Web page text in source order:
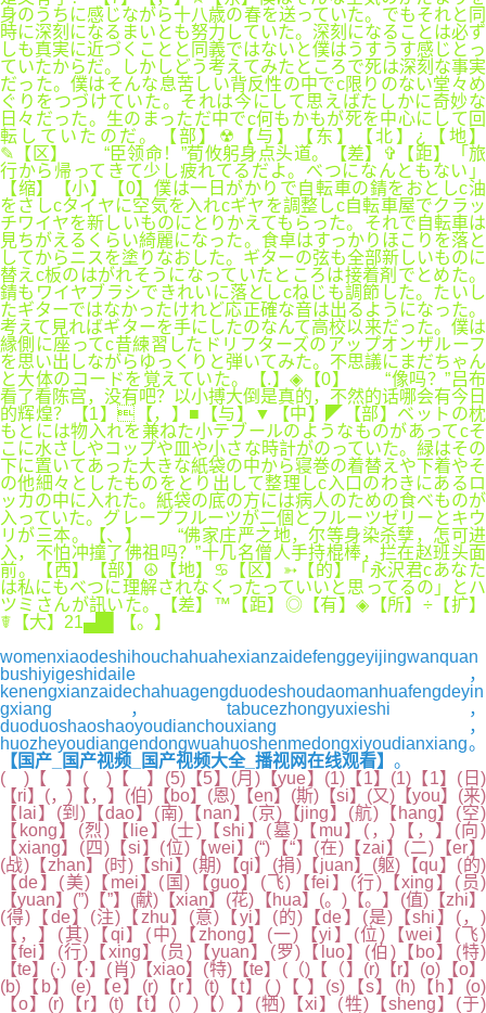
身のうちに感じながら十八歳の春を送っていた。でもそれと同
時に深刻になるまいとも努力していた。深刻になることは必ず
しも真実に近づくことと同義ではないと僕はうすうす感じとっ
ていたからだ。しかしどう考えてみたところで死は深刻な事実
だった。僕はそんな息苦しい背反性の中でc限りのない堂々め
ぐりをつづけていた。それは今にして思えばたしかに奇妙な
日々だった。生のまっただ中でc何もかもが死を中心にして回
転していたのだ。【部】☢【与】【东】【北】¿【地】
✎【区】 “臣领命！”荀攸躬身点头道。【差】✞【距】「旅
行から帰ってきて少し疲れてるだよ。べつになんともない」
【缩】【小】【0】僕は一日がかりで自転車の錆をおとしc油
をさしcタイヤに空気を入れcギヤを調整しc自転車屋でクラッ
チワイヤを新しいものにとりかえてもらった。それで自転車は
見ちがえるくらい綺麗になった。食卓はすっかりほこりを落と
してからニスを塗りなおした。ギターの弦も全部新しいものに
替えc板のはがれそうになっていたところは接着剤でとめた。
錆もワイヤブラシできれいに落としcねじも調節した。たいし
たギターではなかったけれど応正確な音は出るようになった。
考えて見ればギターを手にしたのなんて高校以来だった。僕は
縁側に座ってc昔練習したドリフターズのアップオンザルーフ
を思い出しながらゆっくりと弾いてみた。不思議にまだちゃん
と大体のコードを覚えていた。【.】◈【0】 “像吗？”吕布
看了看陈宫，没有吧？以小搏大倒是真的，不然的话哪会有今日
的辉煌？【1】【，】■【与】▼【中】◤【部】ベットの枕
もとには物入れを兼ねた小テブールのようなものがあってcそ
こに水さしやコップや皿や小さな時計がのっていた。緑はその
下に置いてあった大きな紙袋の中から寝巻の着替えや下着やそ
の他細々としたものをとり出して整理しc入口のわきにあるロ
ッカの中に入れた。紙袋の底の方には病人のための食べものが
入っていた。グレープフルーツが二個とフルーツゼリーとキウ
リが三本。【、】 “佛家庄严之地，尔等身染杀孽，怎可进
入，不怕冲撞了佛祖吗？”十几名僧人手持棍棒，拦在赵班头面
前。【西】【部】☮【地】♋【区】➳【的】「永沢君cあなた
は私にもべつに理解されなくったっていいと思ってるの」とハ
ツミさんが訊いた。【差】™【距】◎【有】◈【所】÷【扩】
☤【大】21▄█▌【。】
womenxiaodeshihouchahuahexianzaidefenggeyijingwanquan
bushiyigeshidaile，
kenengxianzaidechahuagengduodeshoudaomanhuafengdeyin
gxiang，tabucezhongyuxieshi，
duoduoshaoshaoyoudianchouxiang，
huozheyoudiangendongwuahuoshenmedongxiyoudianxiang。
【国产_国产视频_国产视频大全_播视网在线观看】 。
( )【 】( )【 】(5)【5】(月)【yue】(1)【1】(1)【1】(日)
【ri】(，)【，】(伯)【bo】(恩)【en】(斯)【si】(又)【you】(来)
【lai】(到)【dao】(南)【nan】(京)【jing】(航)【hang】(空)
【kong】(烈)【lie】(士)【shi】(墓)【mu】(，)【，】(向)
【xiang】(四)【si】(位)【wei】(“)【“】(在)【zai】(二)【er】
(战)【zhan】(时)【shi】(期)【qi】(捐)【juan】(躯)【qu】(的)
【de】(美)【mei】(国)【guo】(飞)【fei】(行)【xing】(员)
【yuan】(”)【”】(献)【xian】(花)【hua】(。)【。】(值)【zhi】
(得)【de】(注)【zhu】(意)【yi】(的)【de】(是)【shi】(，)
【，】(其)【qi】(中)【zhong】(一)【yi】(位)【wei】(飞)
【fei】(行)【xing】(员)【yuan】(罗)【luo】(伯)【bo】(特)
【te】(·)【·】(肖)【xiao】(特)【te】(（)【（】(r)【r】(o)【o】
(b)【b】(e)【e】(r)【r】(t)【t】( )【 】(s)【s】(h)【h】(o)
【o】(r)【r】(t)【t】(）)【）】(牺)【xi】(牲)【sheng】(于)